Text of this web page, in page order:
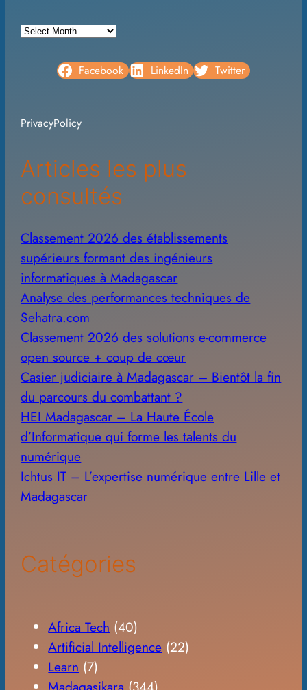
A
v
s
Facebook LinkedIn Twitter
PrivacyPolicy
Articles les plus
consultés
Classement 2026 des établissements
supérieurs formant des ingénieurs
informatiques à Madagascar
Analyse des performances techniques de
Sehatra.com
Classement 2026 des solutions e-commerce
open source + coup de cœur
Casier judiciaire à Madagascar – Bientôt la fin
du parcours du combattant ?
HEI Madagascar – La Haute École
d’Informatique qui forme les talents du
numérique
Ichtus IT – L’expertise numérique entre Lille et
Madagascar
Catégories
Africa Tech (40)
Artificial Intelligence (22)
Learn (7)